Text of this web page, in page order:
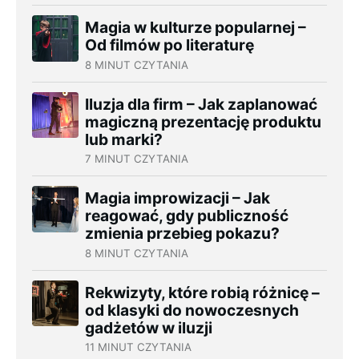
Magia w kulturze popularnej –
Od filmów po literaturę
8 MINUT CZYTANIA
Iluzja dla firm – Jak zaplanować
magiczną prezentację produktu
lub marki?
7 MINUT CZYTANIA
Magia improwizacji – Jak
reagować, gdy publiczność
zmienia przebieg pokazu?
8 MINUT CZYTANIA
Rekwizyty, które robią różnicę –
od klasyki do nowoczesnych
gadżetów w iluzji
11 MINUT CZYTANIA